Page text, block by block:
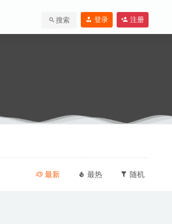
搜索 登录 注册
最新 最热 随机